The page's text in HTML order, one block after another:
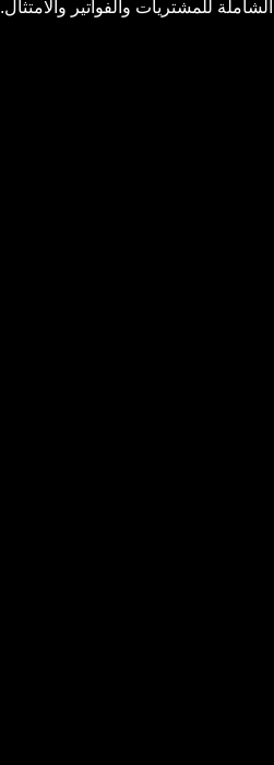
للمشتريات والفواتير والامتثال.